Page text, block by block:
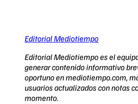
Editorial Mediotiempo
Editorial Mediotiempo es el
generar contenido informativo
oportuno en mediotiempo.com,
usuarios actualizados con notas
momento.